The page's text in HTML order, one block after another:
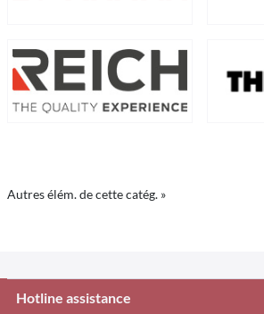
Autres élém. de cette catég. »
Hotline assistance